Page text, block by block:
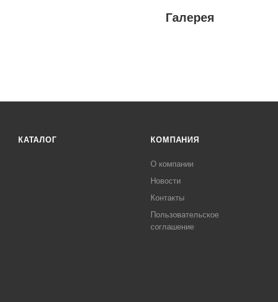
Галерея
КАТАЛОГ КОМПАНИЯ
О компании
Новости
Контакты
Пользовательское
соглашение